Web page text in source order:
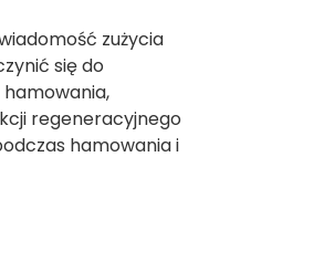
zużycia
się do
hamowania,
regeneracyjnego
hamowania i